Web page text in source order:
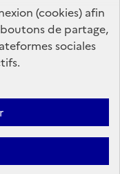
(cookies) afin
de partage,
sociales
info.gouv.fr
conforme
Politique